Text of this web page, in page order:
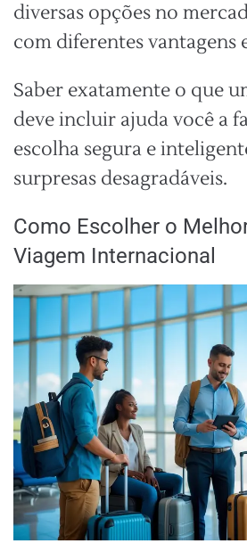
diversas opções no
com diferentes vantagens
Saber exatamente o que
deve incluir ajuda você a
escolha segura e
surpresas desagradáveis.
Como Escolher o
Viagem Internacional